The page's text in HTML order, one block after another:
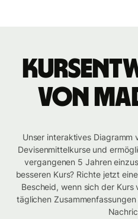
von
Unser interaktives Diagramm
Devisenmittelkurse und
vergangenen 5 Jahren
besseren Kurs? Richte jetzt
Bescheid, wenn sich der
täglichen